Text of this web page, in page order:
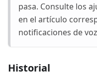
pasa. Consulte los
en el artículo
notificaciones de
Historial